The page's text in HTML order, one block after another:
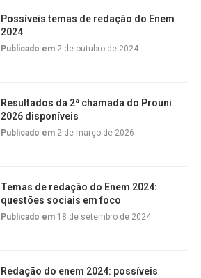
Possíveis temas de redação do Enem
2024
Publicado em 2 de outubro de 2024
Resultados da 2ª chamada do Prouni
2026 disponíveis
Publicado em 2 de março de 2026
Temas de redação do Enem 2024:
questões sociais em foco
Publicado em 18 de setembro de 2024
Redação do enem 2024: possíveis